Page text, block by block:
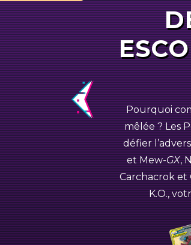
Pourquoi
mêlée ? Les
défier
etMew-GX,
Carchacrok et
K.O.,
Mandrillon-